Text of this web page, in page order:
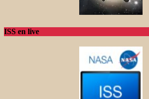
ISS en live